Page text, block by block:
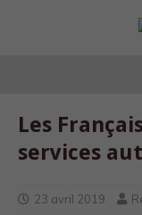
Les
services
23 avril 2019